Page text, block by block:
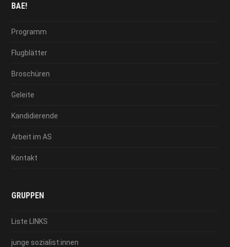
BAE!
Programm
Flugblätter
Broschüren
Geleite
Kandidierende
Arbeit im AS
Kontakt
GRUPPEN
Liste LINKS
junge sozialist:innen